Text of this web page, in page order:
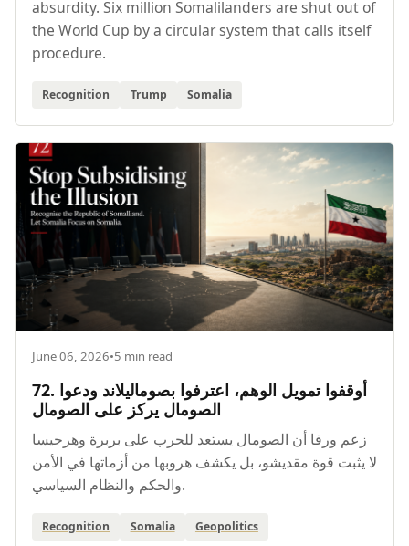
absurdity. Six million Somalilanders are shut out of
the World Cup by a circular system that calls itself
procedure.
Recognition Trump Somalia
June 06, 2026•5 min read
72. أوقفوا تمويل الوهم، اعترفوا بصوماليلاند ودعوا
الصومال يركز على الصومال
زعم ورفا أن الصومال يستعد للحرب على بربرة وهرجيسا
لا يثبت قوة مقديشو، بل يكشف هروبها من أزماتها في الأمن
والحكم والنظام السياسي.
Recognition Somalia Geopolitics